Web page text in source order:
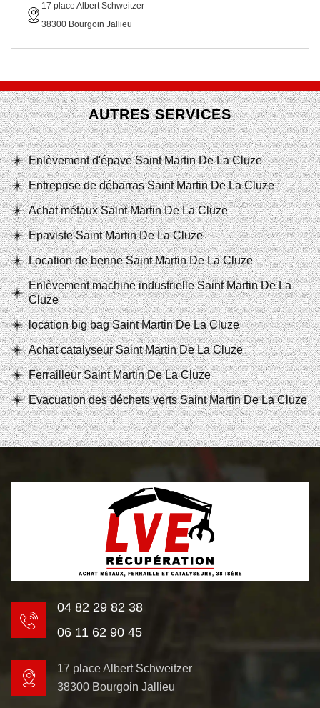
17 place Albert Schweitzer
38300 Bourgoin Jallieu
AUTRES SERVICES
Enlèvement d'épave Saint Martin De La Cluze
Entreprise de débarras Saint Martin De La Cluze
Achat métaux Saint Martin De La Cluze
Epaviste Saint Martin De La Cluze
Location de benne Saint Martin De La Cluze
Enlèvement machine industrielle Saint Martin De La
Cluze
location big bag Saint Martin De La Cluze
Achat catalyseur Saint Martin De La Cluze
Ferrailleur Saint Martin De La Cluze
Evacuation des déchets verts Saint Martin De La Cluze
04 82 29 82 38
06 11 62 90 45
17 place Albert Schweitzer
38300 Bourgoin Jallieu